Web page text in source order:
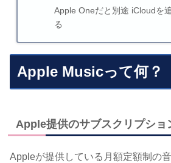
Apple Oneだと別途 iCloudを
る
Apple Musicって何？
Apple提供のサブスクリプショ
Appleが提供している月額定額制の